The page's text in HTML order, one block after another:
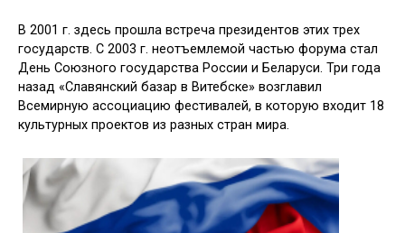
В 2001 г. здесь прошла встреча президентов этих трех
государств. С 2003 г. неотъемлемой частью форума стал
День Союзного государства России и Беларуси. Три года
назад «Славянский базар в Витебске» возглавил
Всемирную ассоциацию фестивалей, в которую входит 18
культурных проектов из разных стран мира.